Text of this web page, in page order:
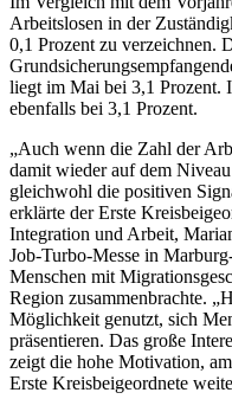
Arbeitslosen in der
0,1 Prozent zu verzeichnen.
liegt im Mai bei 3,1 Prozent.
ebenfalls bei 3,1 Prozent.
„Auch wenn die Zahl der
damit wieder auf dem
gleichwohl die positiven
erklärte der Erste
Integration und Arbeit,
Job-Turbo-Messe in
Menschen mit
Region zusammenbrachte.
Möglichkeit genutzt, sich
präsentieren. Das große
zeigt die hohe Motivation,
Erste Kreisbeigeordnete